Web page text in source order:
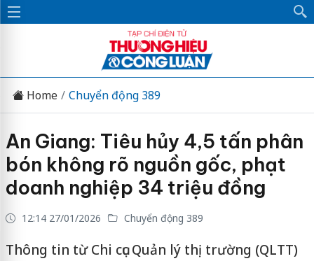
Home Chuyển động 389
An Giang: Tiêu hủy 4,5 tấn phân
bón không rõ nguồn gốc, phạt
doanh nghiệp 34 triệu đồng
12:14 27/01/2026 Chuyển động 389
Thông tin từ Chi cục Quản lý thị trường (QLTT)